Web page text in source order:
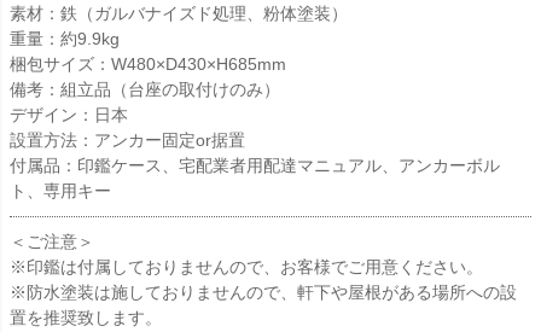
素材：鉄（ガルバナイズド処理、粉体塗装）
重量：約9.9kg
梱包サイズ：W480×D430×H685mm
備考：組立品（台座の取付けのみ）
デザイン：日本
設置方法：アンカー固定or据置
付属品：印鑑ケース、宅配業者用配達マニュアル、アンカーボル
ト、専用キー
＜ご注意＞
※印鑑は付属しておりませんので、お客様でご用意ください。
※防水塗装は施しておりませんので、軒下や屋根がある場所への設
置を推奨致します。